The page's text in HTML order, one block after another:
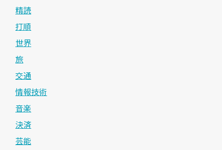
精読
打順
世界
旅
交通
情報技術
音楽
決済
芸能